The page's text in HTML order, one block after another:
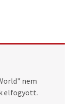
nem
elfogyott.